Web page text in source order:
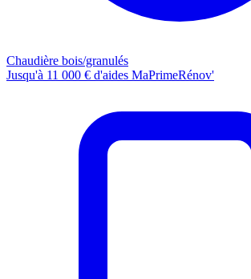
Chaudière bois/granulés
Jusqu'à 11 000 € d'aides MaPrimeRénov'